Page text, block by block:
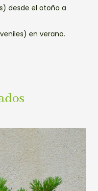
desde el otoño a
en verano.